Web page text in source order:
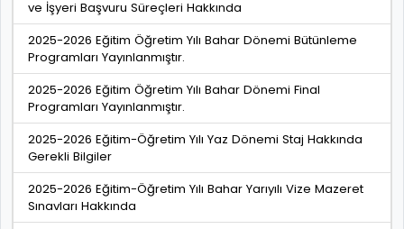
ve İşyeri Başvuru Süreçleri Hakkında
2025-2026 Eğitim Öğretim Yılı Bahar Dönemi Bütünleme
Programları Yayınlanmıştır.
2025-2026 Eğitim Öğretim Yılı Bahar Dönemi Final
Programları Yayınlanmıştır.
2025-2026 Eğitim-Öğretim Yılı Yaz Dönemi Staj Hakkında
Gerekli Bilgiler
2025-2026 Eğitim-Öğretim Yılı Bahar Yarıyılı Vize Mazeret
Sınavları Hakkında